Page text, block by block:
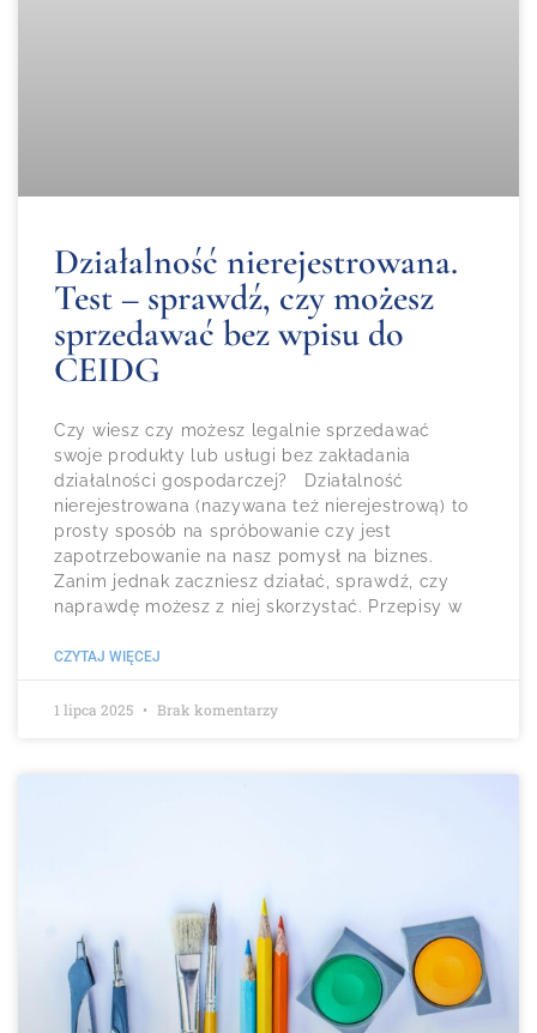
Działalność nierejestrowana.
Test – sprawdź, czy możesz
sprzedawać bez wpisu do
CEIDG
Czy wiesz czy możesz legalnie sprzedawać
swoje produkty lub usługi bez zakładania
działalności gospodarczej? Działalność
nierejestrowana (nazywana też nierejestrową) to
prosty sposób na spróbowanie czy jest
zapotrzebowanie na nasz pomysł na biznes.
Zanim jednak zaczniesz działać, sprawdź, czy
naprawdę możesz z niej skorzystać. Przepisy w
CZYTAJ WIĘCEJ
1 lipca 2025 Brak komentarzy